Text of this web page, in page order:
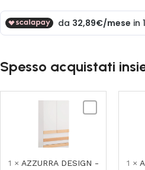
Spesso acquistati
Ora
1 × AZZURRA DESIGN -
1 ×